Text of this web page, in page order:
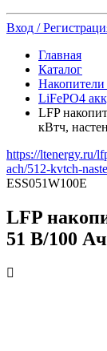
Вход /
Главная
Каталог
Накопители
LiFePO4
LFP
кВтч,
https://ltenergy.ru/
ach/512-kvtch-
ESS051W100E
LFP
51 В/100